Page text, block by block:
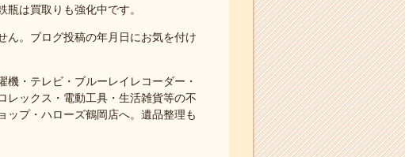
は買取りも強化中です。
。ブログ投稿の年月日にお気を付け
・テレビ・ブルーレイレコーダー・
レックス・電動工具・生活雑貨等の不
ップ・ハローズ鶴岡店へ。遺品整理も